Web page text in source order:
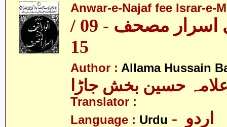
Anwar-e-Najaf fee Israr-e-
انوار نجف فی اسرار مصحف - 09 /
15
Author : Allama Hussain
حسین بخش جاڑا
Translator :
Language : Urdu